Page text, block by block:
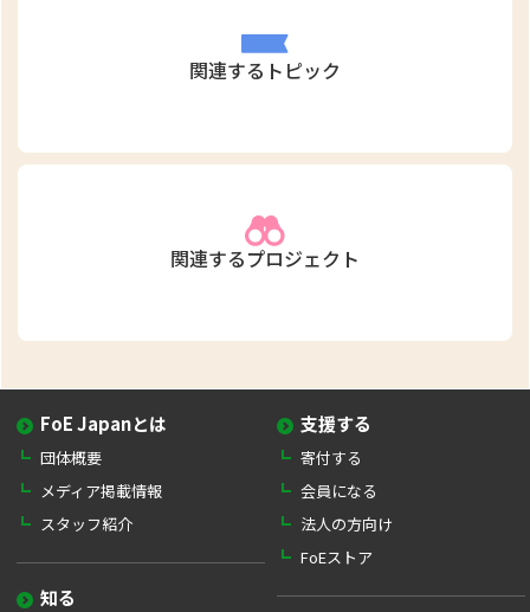
関連するトピック
関連するプロジェクト
FoE Japanとは
団体概要
メディア掲載情報
スタッフ紹介
知る
支援する
寄付する
会員になる
法人の方向け
FoEストア